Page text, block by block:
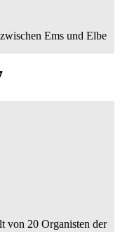
Ems und Elbe
von 20 Organisten der